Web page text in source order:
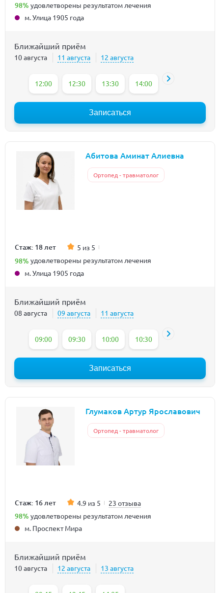
98% удовлетворены результатом лечения
м. Улица 1905 года
Ближайший приём
10 августа 11 августа 12 августа
12:00 12:30 13:30 14:00 14:30
Записаться
Абитова Аминат Алиевна
Ортопед - травматолог
Стаж: 18 лет 5 из 5
98% удовлетворены результатом лечения
м. Улица 1905 года
Ближайший приём
08 августа 09 августа 11 августа
09:00 09:30 10:00 10:30 11:00
Записаться
Глумаков Артур Ярославович
Ортопед - травматолог
Стаж: 16 лет 4.9 из 5 23 отзыва
98% удовлетворены результатом лечения
м. Проспект Мира
Ближайший приём
10 августа 12 августа 13 августа